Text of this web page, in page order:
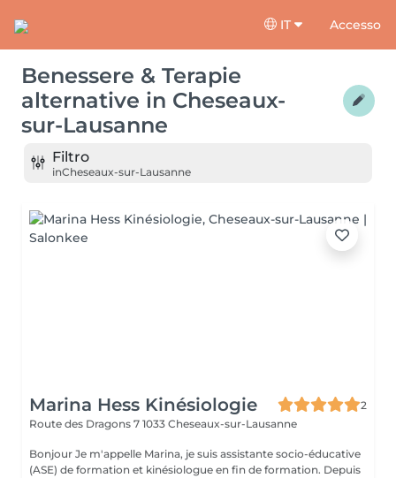
IT Accesso
Benessere & Terapie
alternative in Cheseaux-
sur-Lausanne
Filtro
inCheseaux-sur-Lausanne
Marina Hess Kinésiologie
2
Route des Dragons 7 1033 Cheseaux-sur-Lausanne
Bonjour Je m'appelle Marina, je suis assistante socio-éducative
(ASE) de formation et kinésiologue en fin de formation. Depuis